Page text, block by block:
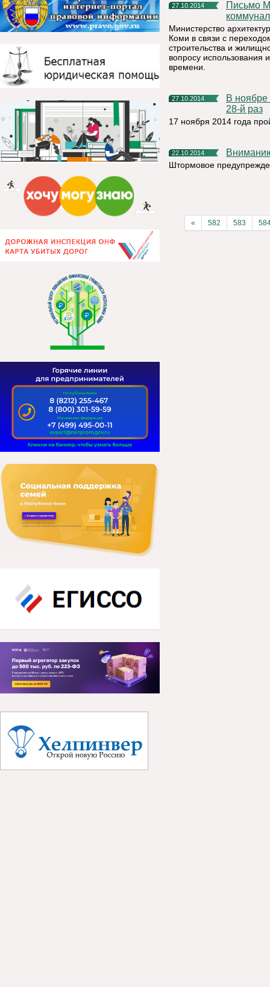
27.10.2014
Письмо Министерства строительства и жилищно-
Министерство
Коми в связи с
строительства и
вопросу использования
времени.
27.10.2014
В ноябре Совет МР "Княжпогостский" 4 созыва соберётся в
28-й раз
17 ноября 2014 года
22.10.2014
Штормовое
« 582 583